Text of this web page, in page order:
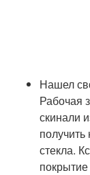
Нашел
Рабочая
скинали
стекла.